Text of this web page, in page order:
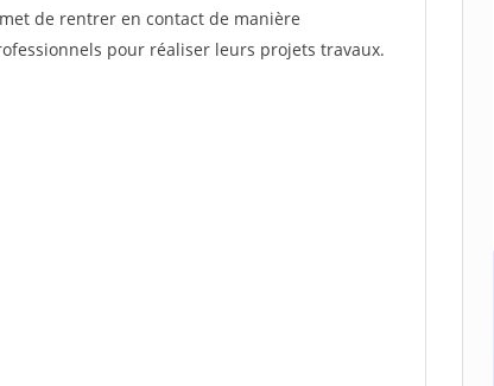
de rentrer en contact de manière
pour réaliser leurs projets travaux.